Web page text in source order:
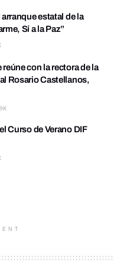
estatal de la
Sí a la Paz”
con la rectora de la
Rosario Castellanos,
Curso de Verano DIF